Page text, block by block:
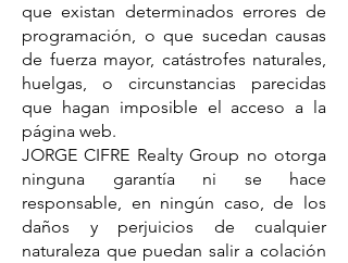
que existan determinados errores de
programación, o que sucedan causas
de fuerza mayor, catástrofes naturales,
huelgas, o circunstancias parecidas
que hagan imposible el acceso a la
página web.
JORGE CIFRE Realty Group no otorga
ninguna garantía ni se hace
responsable, en ningún caso, de los
daños y perjuicios de cualquier
naturaleza que puedan salir a colación